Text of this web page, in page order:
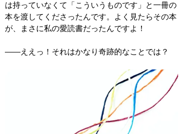
は持っていなくて「こういうものです」と一冊の
本を渡してくださったんです。よく見たらその本
が、まさに私の愛読書だったんですよ！
――ええっ！それはかなり奇跡的なことでは？